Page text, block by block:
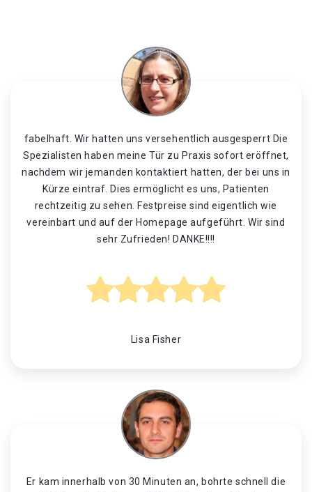
fabelhaft. Wir hatten uns versehentlich ausgesperrt Die
Spezialisten haben meine Tür zu Praxis sofort eröffnet,
nachdem wir jemanden kontaktiert hatten, der bei uns in
Kürze eintraf. Dies ermöglicht es uns, Patienten
rechtzeitig zu sehen. Festpreise sind eigentlich wie
vereinbart und auf der Homepage aufgeführt. Wir sind
sehr Zufrieden! DANKE!!!!
Lisa Fisher
Er kam innerhalb von 30 Minuten an, bohrte schnell die